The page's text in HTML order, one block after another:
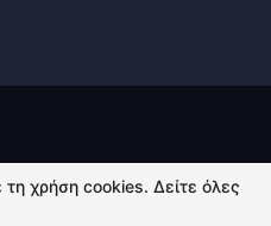
τη χρήση cookies. Δείτε όλες